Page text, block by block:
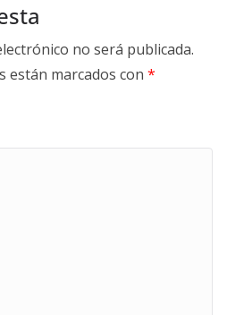
no será publicada.
están marcados con *